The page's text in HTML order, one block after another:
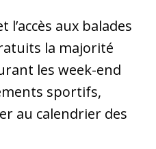
l’accès aux balades
la majorité
les week-end
sportifs,
au calendrier des